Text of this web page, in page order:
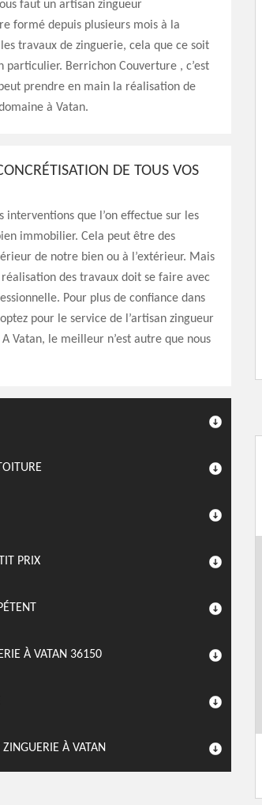
faut un artisan zingueur
formé depuis plusieurs mois à la
travaux de zinguerie, cela que ce soit
particulier. Berrichon Couverture , c’est
prendre en main la réalisation de
à Vatan.
DE TOUS VOS
interventions que l’on effectue sur les
immobilier. Cela peut être des
de notre bien ou à l’extérieur. Mais
des travaux doit se faire avec
Pour plus de confiance dans
pour le service de l’artisan zingueur
Vatan, le meilleur n’est autre que nous
PRIX
À VATAN 36150
À VATAN